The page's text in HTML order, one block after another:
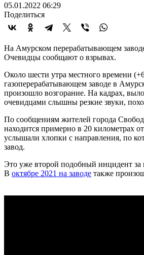
05.01.2022 06:29
Поделиться
На Амурском перерабатывающем
Очевидцы сообщают о взрывах.
Около шести утра местного времени
газоперерабатывающем заводе в
произошло возгорание. На кадрах,
очевидцами слышны резкие звуки,
По сообщениям жителей города
находится примерно в 20 километрах
услышали хлопки с направления, по
завод.
Это уже второй подобный инцидент за
В октябре 2021 на заводе также